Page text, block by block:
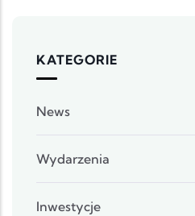
KATEGORIE
News
Wydarzenia
Inwestycje